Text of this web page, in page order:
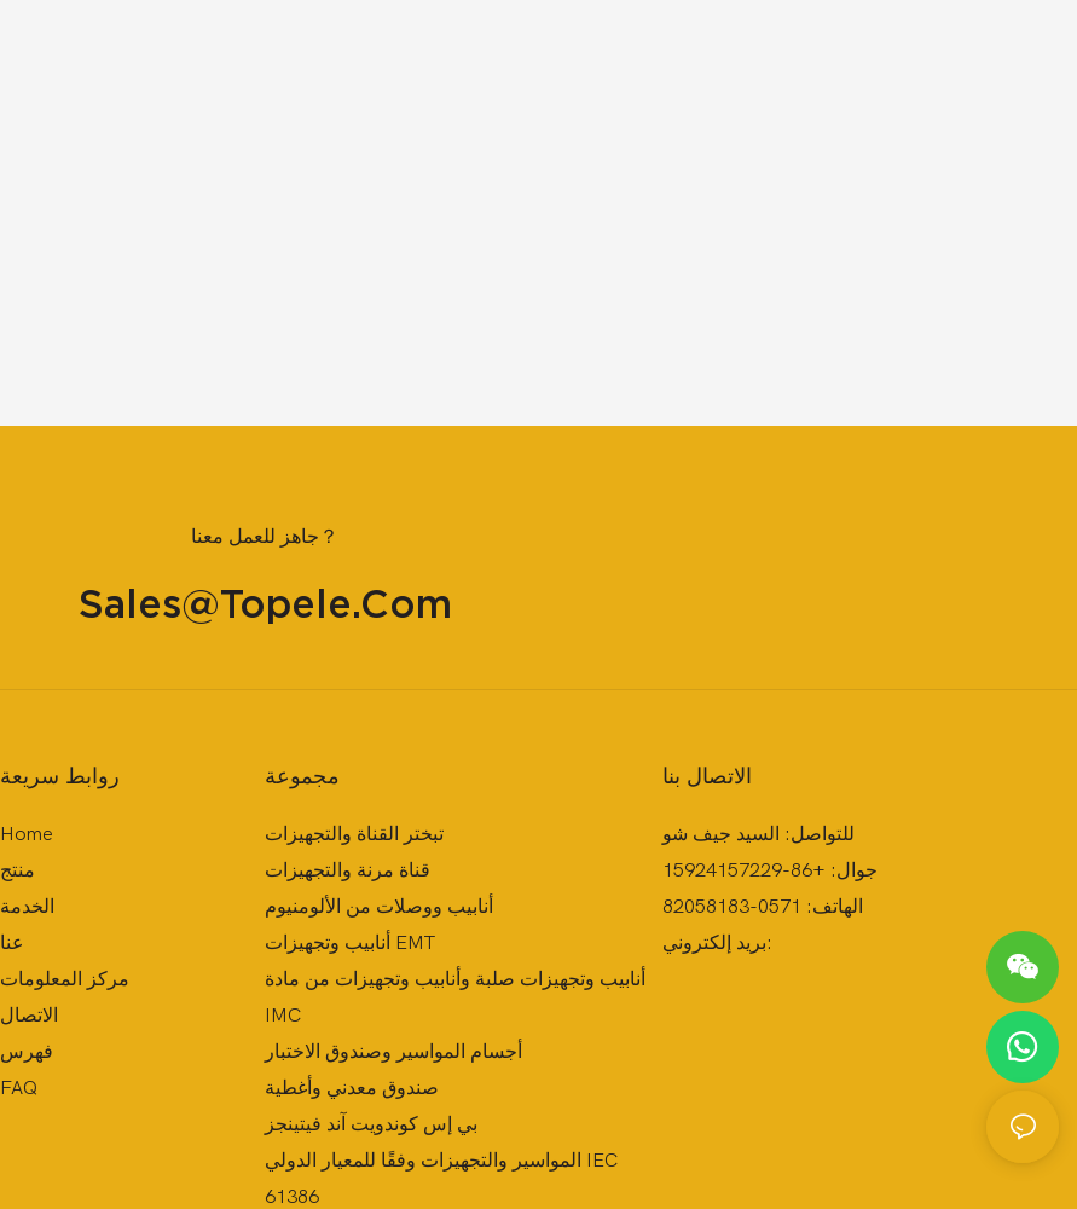
جاهز للعمل معنا？
Sales@topele.com
روابط سريعة
Home
منتج
الخدمة
عنا
مركز المعلومات
الاتصال
فهرس
FAQ
مجموعة
تبختر القناة والتجهيزات
قناة مرنة والتجهيزات
أنابيب ووصلات من الألومنيوم
أنابيب وتجهيزات EMT
أنابيب وتجهيزات صلبة وأنابيب وتجهيزات من مادة
IMC
أجسام المواسير وصندوق الاختبار
صندوق معدني وأغطية
بي إس كوندويت آند فيتينجز
المواسير والتجهيزات وفقًا للمعيار الدولي IEC
61386
الاتصال بنا
للتواصل: السيد جيف شو
جوال: +86-15924157229
الهاتف: 0571-82058183
بريد إلكتروني: